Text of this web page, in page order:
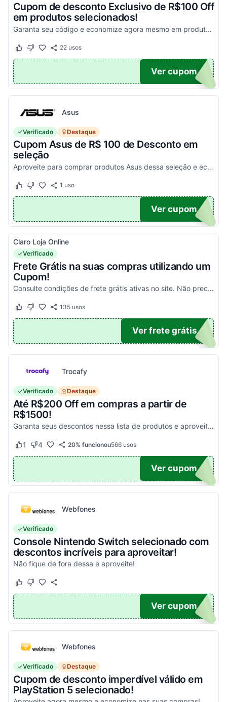
Cupom de desconto Exclusivo de R$100 Off
em produtos selecionados!
Garanta seu código e economize agora mesmo em produtos selecionados!
Este cupom funcionou
Este cupom não funcionou
22usos
100
Ver cupom
Asus
Verificado Destaque
Cupom Asus de R$ 100 de Desconto em
seleção
Aproveite para comprar produtos Asus dessa seleção e economize! - E1504FA-NJ1287
Este cupom funcionou
Este cupom não funcionou
1 uso
100
Ver cupom
Claro Loja Online
Verificado
Frete Grátis na suas compras utilizando um
Cupom!
Consulte condições de frete grátis ativas no site. Não precisa aplicar código promocional Claro Loja!
Este cupom funcionou
Este cupom não funcionou
135usos
TICO
Ver frete grátis
Trocafy
Verificado Destaque
Até R$200 Off em compras a partir de
R$1500!
Garanta seus descontos nessa lista de produtos e aproveite para economizar agora mesmo! Válido para todo o site exceto em produtos com o selo "Estou Zerado"
Este cupom funcionou
1 Este cupom não funcionou
4 20% funcionou566usos
ONTO
Ver cupom
Webfones
Verificado
Console Nintendo Switch selecionado com
descontos incríveis para aproveitar!
Não fique de fora dessa e aproveite!
Este cupom funcionou
Este cupom não funcionou
O100
Ver cupom
Webfones
Verificado Destaque
Cupom de desconto imperdível válido em
PlayStation 5 selecionado!